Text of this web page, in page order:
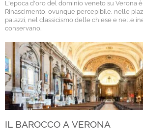
L'epoca d'oro del dominio veneto su Verona
Rinascimento, ovunque percepibile, nelle
palazzi, nel classicismo delle chiese e nelle
conservano.
IL BAROCCO A VERONA